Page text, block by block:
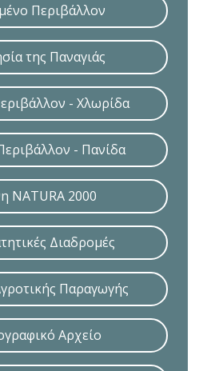
Περιβάλλον
της Παναγιάς
- Χλωρίδα
- Πανίδα
NATURA 2000
Διαδρομές
Παραγωγής
Αρχείο